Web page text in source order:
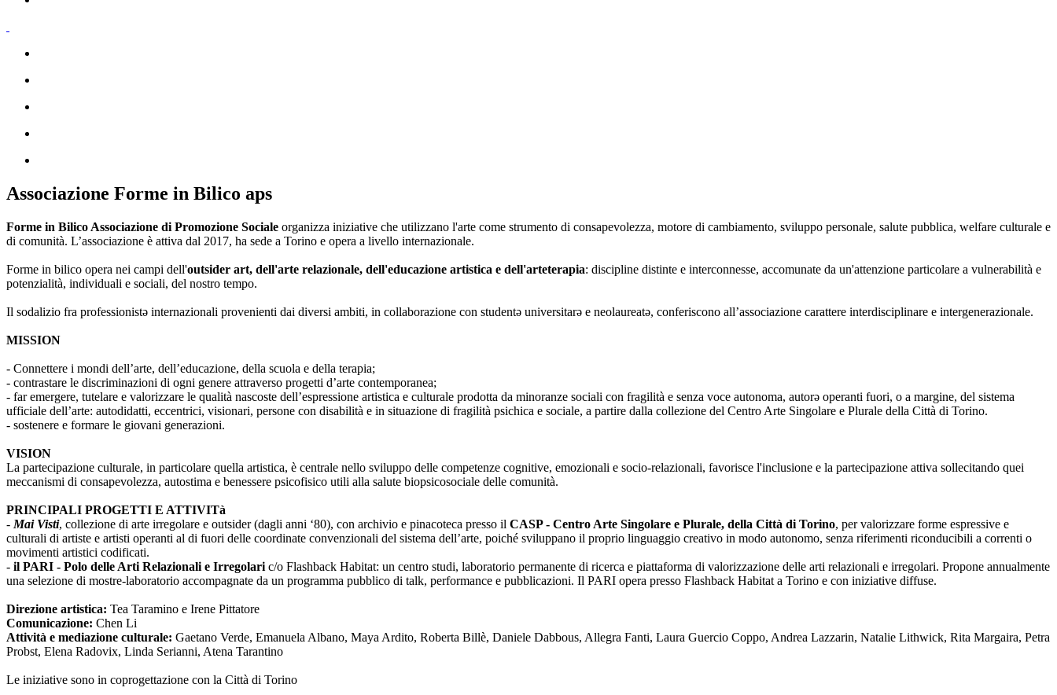
Associazione Forme in Bilico aps
Forme in Bilico Associazione di Promozione Sociale organizza iniziative che utilizzano l'arte come strumento di consapevolezza, motore di cambiamento, sviluppo personale, salute pubblica, welfare culturale e
di comunità. L’associazione è attiva dal 2017, ha sede a Torino e opera a livello internazionale.
Forme in bilico opera nei campi dell'outsider art, dell'arte relazionale, dell'educazione artistica e dell'arteterapia: discipline distinte e interconnesse, accomunate da un'attenzione particolare a vulnerabilità e
potenzialità, individuali e sociali, del nostro tempo.
Il sodalizio fra professionistə internazionali provenienti dai diversi ambiti, in collaborazione con studentə universitarə e neolaureatə, conferiscono all’associazione carattere interdisciplinare e intergenerazionale.
MISSION
- Connettere i mondi dell’arte, dell’educazione, della scuola e della terapia;
- contrastare le discriminazioni di ogni genere attraverso progetti d’arte contemporanea;
- far emergere, tutelare e valorizzare le qualità nascoste dell’espressione artistica e culturale prodotta da minoranze sociali con fragilità e senza voce autonoma, autorə operanti fuori, o a margine, del sistema
ufficiale dell’arte: autodidatti, eccentrici, visionari, persone con disabilità e in situazione di fragilità psichica e sociale, a partire dalla collezione del Centro Arte Singolare e Plurale della Città di Torino.
- sostenere e formare le giovani generazioni.
VISION
La partecipazione culturale, in particolare quella artistica, è centrale nello sviluppo delle competenze cognitive, emozionali e socio-relazionali, favorisce l'inclusione e la partecipazione attiva sollecitando quei
meccanismi di consapevolezza, autostima e benessere psicofisico utili alla salute biopsicosociale delle comunità.
PRINCIPALI PROGETTI E ATTIVITà
- Mai Visti, collezione di arte irregolare e outsider (dagli anni ‘80), con archivio e pinacoteca presso il CASP - Centro Arte Singolare e Plurale, della Città di Torino, per valorizzare forme espressive e
culturali di artiste e artisti operanti al di fuori delle coordinate convenzionali del sistema dell’arte, poiché sviluppano il proprio linguaggio creativo in modo autonomo, senza riferimenti riconducibili a correnti o
movimenti artistici codificati.
- il PARI - Polo delle Arti Relazionali e Irregolari c/o Flashback Habitat: un centro studi, laboratorio permanente di ricerca e piattaforma di valorizzazione delle arti relazionali e irregolari. Propone annualmente
una selezione di mostre-laboratorio accompagnate da un programma pubblico di talk, performance e pubblicazioni. Il PARI opera presso Flashback Habitat a Torino e con iniziative diffuse.
Direzione artistica: Tea Taramino e Irene Pittatore
Comunicazione: Chen Li
Attività e mediazione culturale: Gaetano Verde, Emanuela Albano, Maya Ardito, Roberta Billè, Daniele Dabbous, Allegra Fanti, Laura Guercio Coppo, Andrea Lazzarin, Natalie Lithwick, Rita Margaira, Petra
Probst, Elena Radovix, Linda Serianni, Atena Tarantino
Le iniziative sono in coprogettazione con la Città di Torino